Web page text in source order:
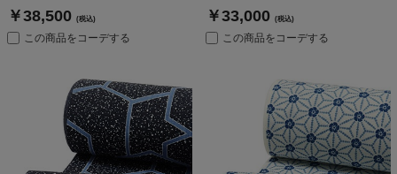
￥38,500 (税込)
この商品をコーデする
￥33,000 (税込)
この商品をコーデする